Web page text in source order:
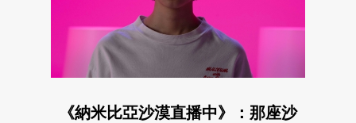
《納米比亞沙漠直播中》：那座沙